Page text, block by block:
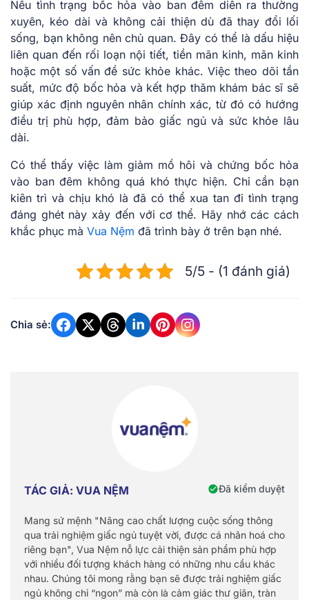
Nếu tình trạng bốc hỏa vào ban đêm diễn ra thường
xuyên, kéo dài và không cải thiện dù đã thay đổi lối
sống, bạn không nên chủ quan. Đây có thể là dấu hiệu
liên quan đến rối loạn nội tiết, tiền mãn kinh, mãn kinh
hoặc một số vấn đề sức khỏe khác. Việc theo dõi tần
suất, mức độ bốc hỏa và kết hợp thăm khám bác sĩ sẽ
giúp xác định nguyên nhân chính xác, từ đó có hướng
điều trị phù hợp, đảm bảo giấc ngủ và sức khỏe lâu
dài.
Có thể thấy việc làm giảm mồ hôi và chứng bốc hỏa
vào ban đêm không quá khó thực hiện. Chỉ cần bạn
kiên trì và chịu khó là đã có thể xua tan đi tình trạng
đáng ghét này xảy đến với cơ thể. Hãy nhớ các cách
khắc phục mà Vua Nệm đã trình bày ở trên bạn nhé.
5/5 - (1 đánh giá)
Chia sẻ:
TÁC GIẢ: VUA NỆM Đã kiểm duyệt
Mang sứ mệnh "Nâng cao chất lượng cuộc sống thông
qua trải nghiệm giấc ngủ tuyệt vời, được cá nhân hoá cho
riêng bạn", Vua Nệm nỗ lực cải thiện sản phẩm phù hợp
với nhiều đối tượng khách hàng có những nhu cầu khác
nhau. Chúng tôi mong rằng bạn sẽ được trải nghiệm giấc
ngủ không chỉ “ngon” mà còn là cảm giác thư giãn, tràn